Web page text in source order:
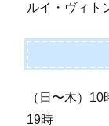
ルイ・ヴィト
（日〜木）
19時